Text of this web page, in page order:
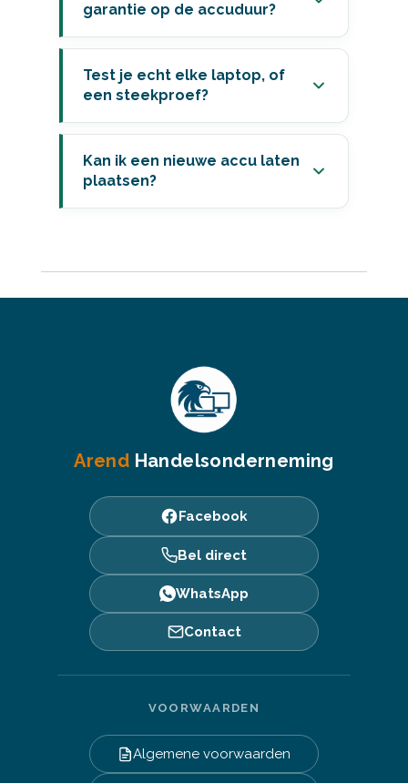
garantie op de accuduur?
Test je echt elke laptop, of
een steekproef?
Kan ik een nieuwe accu laten
plaatsen?
Arend Handelsonderneming
Facebook
Bel direct
WhatsApp
Contact
VOORWAARDEN
Algemene voorwaarden